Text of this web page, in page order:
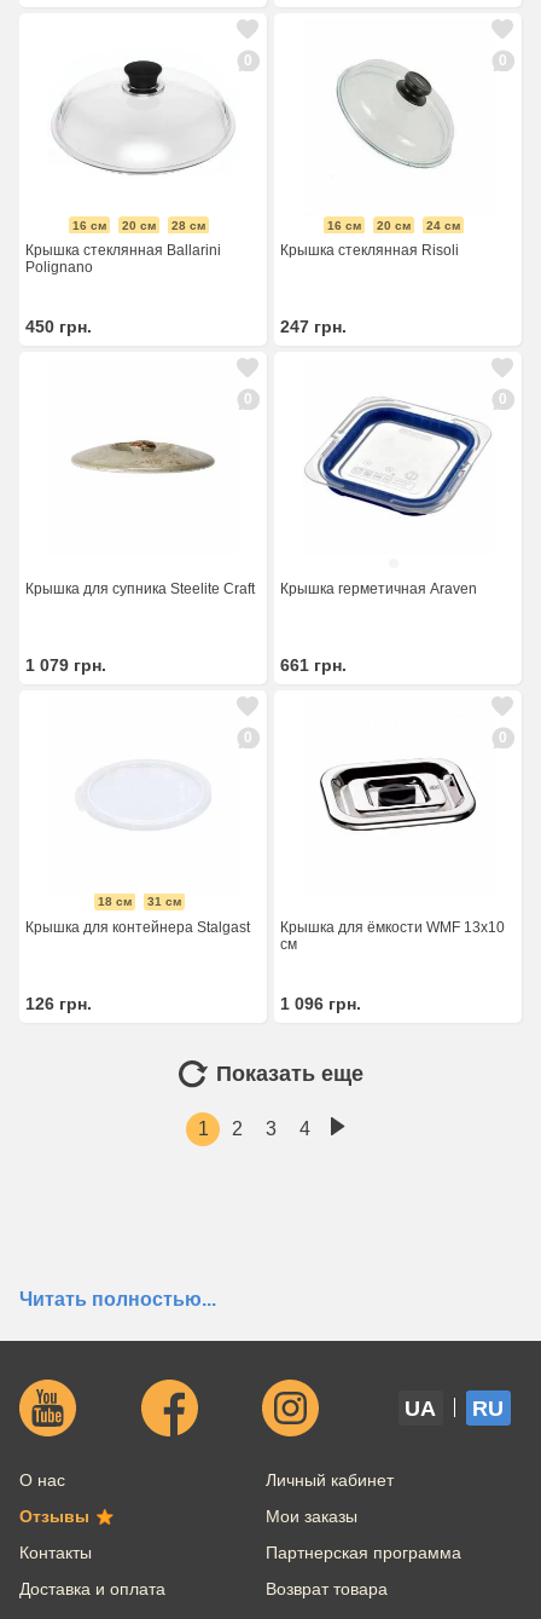
0
16 см 20 см 28 см
Крышка стеклянная Ballarini
Polignano
450 грн.
0
16 см 20 см 24 см
Крышка стеклянная Risoli
247 грн.
0
Крышка для супника Steelite Craft
1 079 грн.
0
Крышка герметичная Araven
661 грн.
0
18 см 31 см
Крышка для контейнера Stalgast
126 грн.
0
Крышка для ёмкости WMF 13x10
см
1 096 грн.
Показать еще
1 2 3 4
Часто задаваемые вопросы
Какая минимальная сумма заказа?
Читать полностью...
UA RU
О нас
Отзывы
Контакты
Доставка и оплата
Личный кабинет
Мои заказы
Партнерская программа
Возврат товара